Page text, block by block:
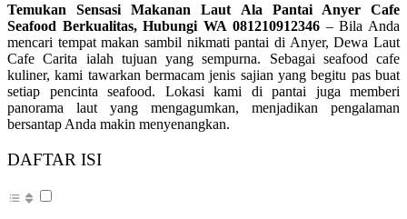
Temukan Sensasi Makanan Laut Ala Pantai Anyer Cafe
Seafood Berkualitas, Hubungi WA 081210912346– Bila Anda
mencari tempat makan sambil nikmati pantai di Anyer, Dewa Laut
Cafe Carita ialah tujuan yang sempurna. Sebagai seafood cafe
kuliner, kami tawarkan bermacam jenis sajian yang begitu pas buat
setiap pencinta seafood. Lokasi kami di pantai juga memberi
panorama laut yang mengagumkan, menjadikan pengalaman
bersantap Anda makin menyenangkan.
DAFTAR ISI